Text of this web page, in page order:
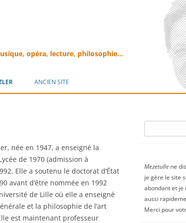
opéra, lecture, philosophie…
ANCIEN SITE
née en 1947, a enseigné la
de 1970 (admission à
Elle a soutenu le doctorat d’État
avant d’être nommée en 1992
de Lille où elle a enseigné
et la philosophie de l’art
est maintenant professeur
Mezetullene
je gère le site
abondant et je
aussi
Merci pour